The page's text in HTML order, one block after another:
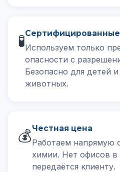
🧪Используем только
опасности с
Безопасно для детей
животных.
💰Честная цена
Работаем напрямую
химии. Нет офисов
передаётся клиенту.